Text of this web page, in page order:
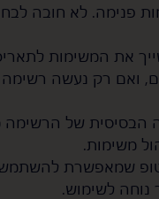
פנימה. לא חובה
את המשימות
ואם רק נעשה
הבסיסית של הרשימה
משימות.
שמאפשרת להשתמש
נוחה לשימוש.